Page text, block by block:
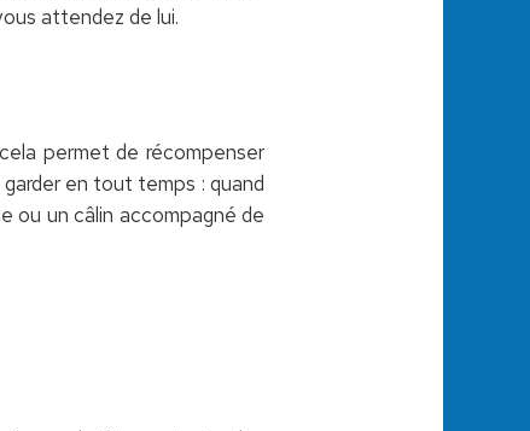
attendez de lui.
permet de récompenser
en tout temps : quand
ou un câlin accompagné de